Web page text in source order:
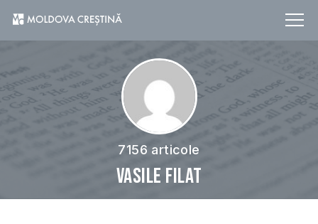
7156 articole
Vasile Filat